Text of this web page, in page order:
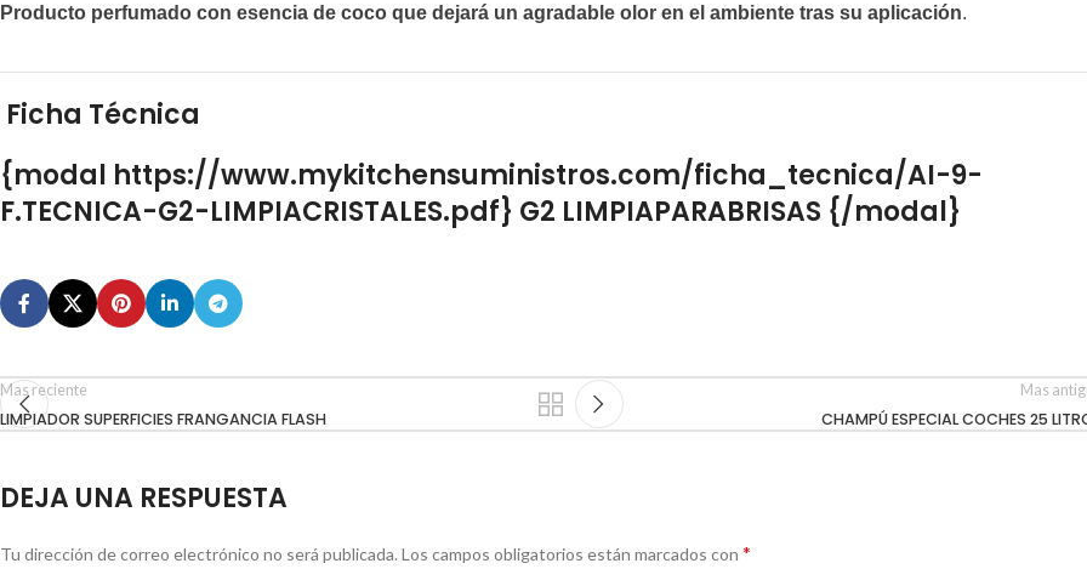
Producto perfumado con esencia de coco que dejará un agradable olor en el ambiente tras su aplicación.
Ficha Técnica
{modal https://www.mykitchensuministros.com/ficha_tecnica/AI-9-
F.TECNICA-G2-LIMPIACRISTALES.pdf} G2 LIMPIAPARABRISAS {/modal}
Mas reciente
LIMPIADOR SUPERFICIES FRANGANCIA FLASH
Mas
CHAMPÚ ESPECIAL COCHES 25
DEJA UNA RESPUESTA
Tu dirección de correo electrónico no será publicada. Los campos obligatorios están marcados con *